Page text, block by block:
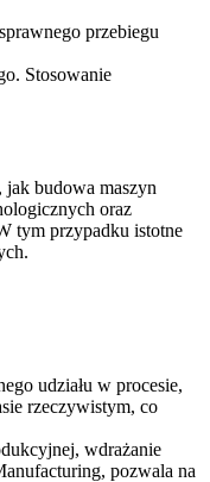
przebiegu
Stosowanie
budowa maszyn
oraz
tym przypadku istotne
udziału w procesie,
rzeczywistym, co
wdrażanie
pozwala na